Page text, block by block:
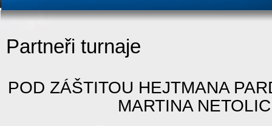
Partneři turnaje
POD ZÁŠTITOU HEJTMANA
MARTINA